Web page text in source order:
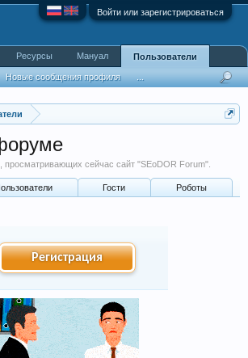
Войти или зарегистрироваться
просматривающих сейчас сайт "SEoDOR Forum".
Гости Роботы
Регистрация
Ресурсы Мануал Пользователи
Новые сообщения профиля